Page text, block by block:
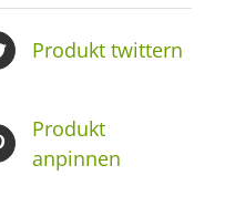
Produkt twittern
Produkt
anpinnen